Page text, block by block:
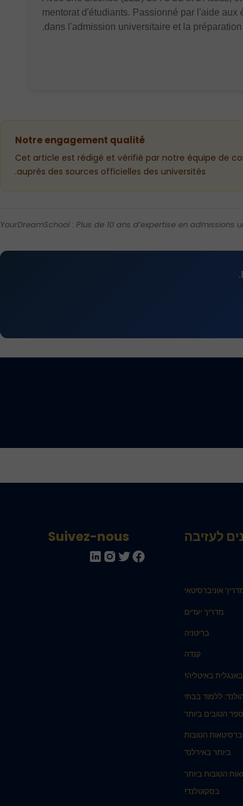
mentorat d'étudiants. Passionné par l'aide
dans l'admission universitaire et la
Notre engagement qualité
Cet article est rédigé et vérifié par notre équipe de
auprès des sources officielles des universités.
YourDreamSchool : Plus de 10 ans d’expertise en admissions
לעזיבה
אוניברסיטאי
מדריך יעדים
בריטניה
קנדה
באיטליה!
ללמוד בבתי
הטובים ביותר
הטובות
ביותר באירלנד
הטובות ביותר
בסקוטלנד!
Suivez-nous